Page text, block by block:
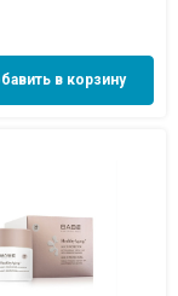
в корзину